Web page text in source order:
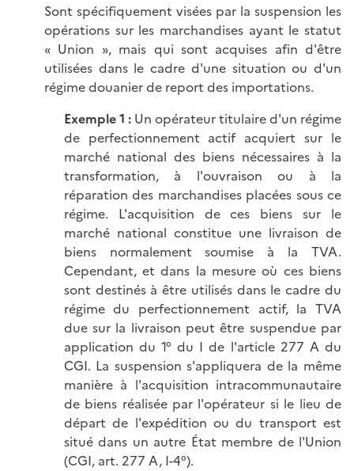
Sont spécifiquement visées par la suspension les
opérations sur les marchandises ayant le statut
« Union », mais qui sont acquises afin d'être
utilisées dans le cadre d'une situation ou d'un
régime douanier de report des importations.
Exemple 1 :Un opérateur titulaire d'un régime
de perfectionnement actif acquiert sur le
marché national des biens nécessaires à la
transformation, à l'ouvraison ou à la
réparation des marchandises placées sous ce
régime. L'acquisition de ces biens sur le
marché national constitue une livraison de
biens normalement soumise à la TVA.
Cependant, et dans la mesure où ces biens
sont destinés à être utilisés dans le cadre du
régime du perfectionnement actif, la TVA
due sur la livraison peut être suspendue par
application du 1° du I de l'article 277 A du
CGI. La suspension s'appliquera de la même
manière à l'acquisition intracommunautaire
de biens réalisée par l'opérateur si le lieu de
départ de l'expédition ou du transport est
situé dans un autre État membre de l'Union
(CGI, art. 277 A, I-4°).